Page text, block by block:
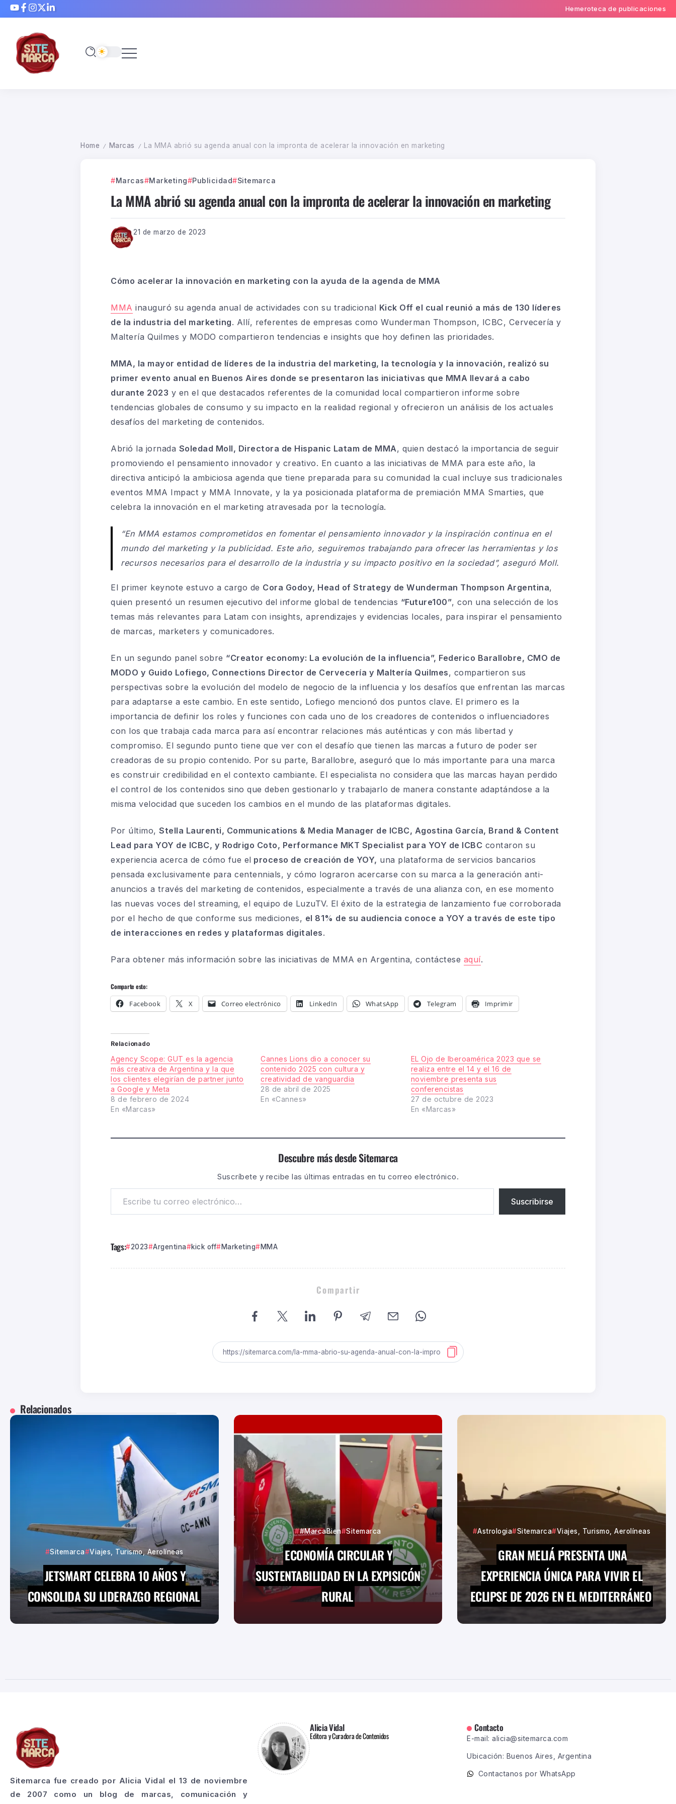
Hemeroteca de publicaciones
Home / Marcas / La MMA abrió su agenda anual con la impronta de acelerar la innovación en marketing
Marcas Marketing Publicidad Sitemarca
La MMA abrió su agenda anual con la impronta de acelerar la innovación en marketing
21 de marzo de 2023
Cómo acelerar la innovación en marketing con la ayuda de la agenda de MMA
MMA inauguró su agenda anual de actividades con su tradicional Kick Off el cual reunió a más de 130 líderes
de la industria del marketing. Allí, referentes de empresas como Wunderman Thompson, ICBC, Cervecería y
Maltería Quilmes y MODO compartieron tendencias e insights que hoy definen las prioridades.
MMA, la mayor entidad de líderes de la industria del marketing, la tecnología y la innovación, realizó su
primer evento anual en Buenos Aires donde se presentaron las iniciativas que MMA llevará a cabo
durante 2023 y en el que destacados referentes de la comunidad local compartieron informe sobre
tendencias globales de consumo y su impacto en la realidad regional y ofrecieron un análisis de los actuales
desafíos del marketing de contenidos.
Abrió la jornada Soledad Moll, Directora de Hispanic Latam de MMA, quien destacó la importancia de seguir
promoviendo el pensamiento innovador y creativo. En cuanto a las iniciativas de MMA para este año, la
directiva anticipó la ambiciosa agenda que tiene preparada para su comunidad la cual incluye sus tradicionales
eventos MMA Impact y MMA Innovate, y la ya posicionada plataforma de premiación MMA Smarties, que
celebra la innovación en el marketing atravesada por la tecnología.
“En MMA estamos comprometidos en fomentar el pensamiento innovador y la inspiración continua en el
mundo del marketing y la publicidad. Este año, seguiremos trabajando para ofrecer las herramientas y los
recursos necesarios para el desarrollo de la industria y su impacto positivo en la sociedad”, aseguró Moll.
El primer keynote estuvo a cargo de Cora Godoy, Head of Strategy de Wunderman Thompson Argentina,
quien presentó un resumen ejecutivo del informe global de tendencias “Future100”, con una selección de los
temas más relevantes para Latam con insights, aprendizajes y evidencias locales, para inspirar el pensamiento
de marcas, marketers y comunicadores.
En un segundo panel sobre “Creator economy: La evolución de la influencia”, Federico Barallobre, CMO de
MODO y Guido Lofiego, Connections Director de Cervecería y Maltería Quilmes, compartieron sus
perspectivas sobre la evolución del modelo de negocio de la influencia y los desafíos que enfrentan las marcas
para adaptarse a este cambio. En este sentido, Lofiego mencionó dos puntos clave. El primero es la
importancia de definir los roles y funciones con cada uno de los creadores de contenidos o influenciadores
con los que trabaja cada marca para así encontrar relaciones más auténticas y con más libertad y
compromiso. El segundo punto tiene que ver con el desafío que tienen las marcas a futuro de poder ser
creadoras de su propio contenido. Por su parte, Barallobre, aseguró que lo más importante para una marca
es construir credibilidad en el contexto cambiante. El especialista no considera que las marcas hayan perdido
el control de los contenidos sino que deben gestionarlo y trabajarlo de manera constante adaptándose a la
misma velocidad que suceden los cambios en el mundo de las plataformas digitales.
Por último, Stella Laurenti, Communications & Media Manager de ICBC, Agostina García, Brand & Content
Lead para YOY de ICBC, y Rodrigo Coto, Performance MKT Specialist para YOY de ICBC contaron su
experiencia acerca de cómo fue el proceso de creación de YOY, una plataforma de servicios bancarios
pensada exclusivamente para centennials, y cómo lograron acercarse con su marca a la generación anti-
anuncios a través del marketing de contenidos, especialmente a través de una alianza con, en ese momento
las nuevas voces del streaming, el equipo de LuzuTV. El éxito de la estrategia de lanzamiento fue corroborada
por el hecho de que conforme sus mediciones, el 81% de su audiencia conoce a YOY a través de este tipo
de interacciones en redes y plataformas digitales.
Para obtener más información sobre las iniciativas de MMA en Argentina, contáctese aquí.
Comparte esto:
Facebook X Correo electrónico LinkedIn WhatsApp Telegram Imprimir
Relacionado
Agency Scope: GUT es la agencia
más creativa de Argentina y la que
los clientes elegirían de partner junto
a Google y Meta
8 de febrero de 2024
En «Marcas»
Cannes Lions dio a conocer su
contenido 2025 con cultura y
creatividad de vanguardia
28 de abril de 2025
En «Cannes»
EL Ojo de Iberoamérica 2023 que se
realiza entre el 14 y el 16 de
noviembre presenta sus
conferencistas
27 de octubre de 2023
En «Marcas»
Descubre más desde Sitemarca
Suscríbete y recibe las últimas entradas en tu correo electrónico.
Suscribirse
Tags: 2023 Argentina kick off Marketing MMA
Compartir
Relacionados
Sitemarca Viajes, Turismo, Aerolíneas
JETSMART CELEBRA 10 AÑOS Y
CONSOLIDA SU LIDERAZGO REGIONAL
#MarcaBien Sitemarca
ECONOMÍA CIRCULAR Y
SUSTENTABILIDAD EN LA EXPISICÓN
RURAL
Astrologia Sitemarca Viajes, Turismo, Aerolíneas
GRAN MELIÁ PRESENTA UNA
EXPERIENCIA ÚNICA PARA VIVIR EL
ECLIPSE DE 2026 EN EL MEDITERRÁNEO
Sitemarca fue creado por Alicia Vidal el 13 de noviembre
de 2007 como un blog de marcas, comunicación y
Alicia Vidal
Editora y Curadora de Contenidos
Contacto
E-mail: alicia@sitemarca.com
Ubicación: Buenos Aires, Argentina
Contactanos por WhatsApp